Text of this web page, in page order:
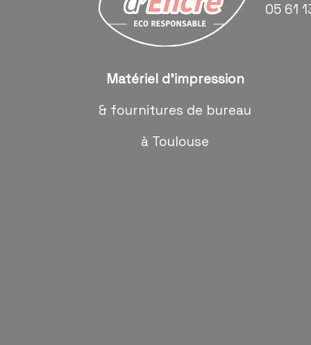
Matériel d'impression
& fournitures de bureau
à Toulouse
05 61